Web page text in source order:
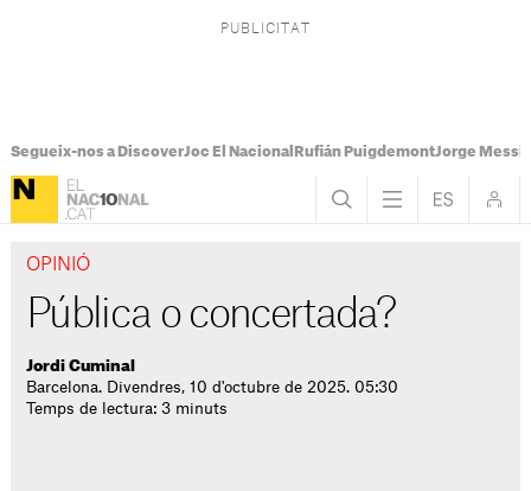
Segueix-nos a DiscoverJoc El Nacional Rufián PuigdemontJorge Messi
OPINIÓ
Pública o concertada?
Jordi Cuminal
Barcelona. Divendres, 10 d'octubre de 2025. 05:30
Temps de lectura: 3 minuts